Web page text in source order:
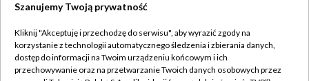
TVP
Abonament TVP
Regulamin TVP
Szanujemy Twoją prywatność
Kliknij "Akceptuję i przechodzę do serwisu", aby wyrazić zgody na
korzystanie z technologii automatycznego śledzenia i zbierania danych,
dostęp do informacji na Twoim urządzeniu końcowym i ich
przechowywanie oraz na przetwarzanie Twoich danych osobowych przez